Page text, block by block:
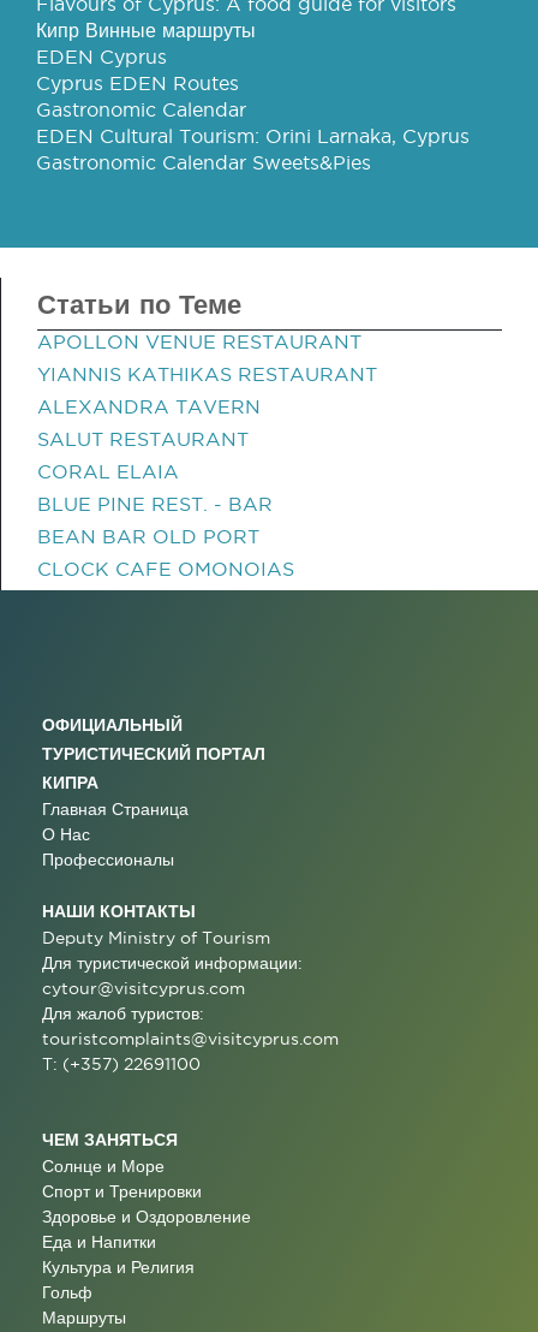
Кипр Винные маршруты
EDEN Cyprus
Cyprus EDEN Routes
Gastronomic Calendar
EDEN Cultural Tourism: Orini Larnaka, Cyprus
Gastronomic Calendar Sweets&Pies
Статьи по Теме
APOLLON VENUE RESTAURANT
YIANNIS KATHIKAS RESTAURANT
ALEXANDRA TAVERN
SALUT RESTAURANT
CORAL ELAIA
BLUE PINE REST. - BAR
BEAN BAR OLD PORT
CLOCK CAFE OMONOIAS
ОФИЦИАЛЬНЫЙ
ТУРИСТИЧЕСКИЙ ПОРТАЛ
КИПРА
Главная Страница
О Нас
Профессионалы
НАШИ КОНТАКТЫ
Deputy Ministry of Tourism
Для туристической информации:
cytour@visitcyprus.com
Для жалоб туристов:
touristcomplaints@visitcyprus.com
T: (+357) 22691100
ЧЕМ ЗАНЯТЬСЯ
Солнце и Море
Спорт и Тренировки
Здоровье и Оздоровление
Еда и Напитки
Культура и Религия
Гольф
Маршруты